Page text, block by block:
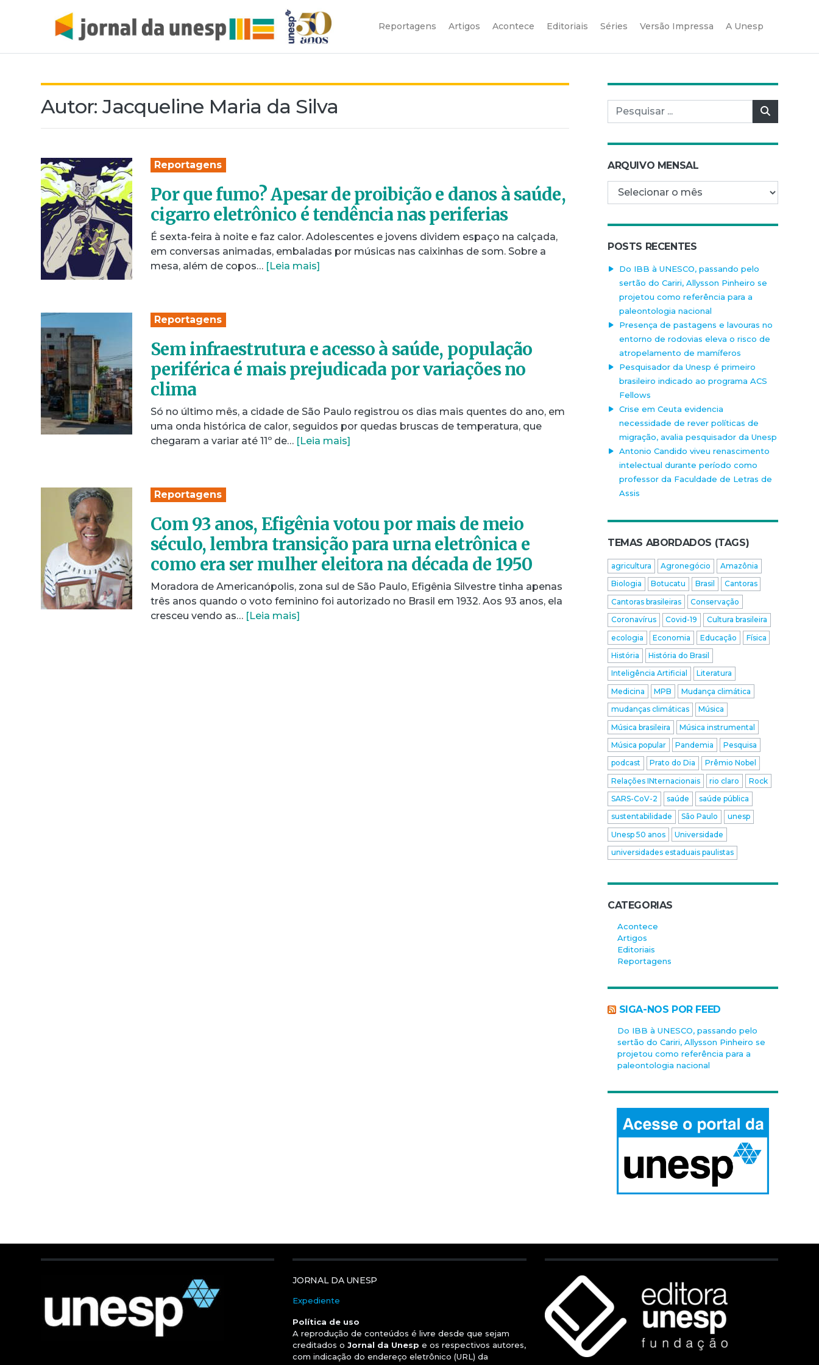
Reportagens Artigos Acontece Editoriais Séries Versão Impressa A Unesp
Autor:Jacqueline Maria da Silva
Reportagens
Por que fumo? Apesar de proibição e danos à saúde,
cigarro eletrônico é tendência nas periferias
É sexta-feira à noite e faz calor. Adolescentes e jovens dividem espaço na calçada,
em conversas animadas, embaladas por músicas nas caixinhas de som. Sobre a
mesa, além de copos… [Leia mais]
Reportagens
Sem infraestrutura e acesso à saúde, população
periférica é mais prejudicada por variações no
clima
Só no último mês, a cidade de São Paulo registrou os dias mais quentes do ano, em
uma onda histórica de calor, seguidos por quedas bruscas de temperatura, que
chegaram a variar até 11º de… [Leia mais]
Reportagens
Com 93 anos, Efigênia votou por mais de meio
século, lembra transição para urna eletrônica e
como era ser mulher eleitora na década de 1950
Moradora de Americanópolis, zona sul de São Paulo, Efigênia Silvestre tinha apenas
três anos quando o voto feminino foi autorizado no Brasil em 1932. Aos 93 anos, ela
cresceu vendo as… [Leia mais]
Pesquisar por:
ARQUIVO MENSAL
Arquivo mensal
POSTS RECENTES
Do IBB à UNESCO, passando pelo
sertão do Cariri, Allysson Pinheiro se
projetou como referência para a
paleontologia nacional
Presença de pastagens e lavouras no
entorno de rodovias eleva o risco de
atropelamento de mamíferos
Pesquisador da Unesp é primeiro
brasileiro indicado ao programa ACS
Fellows
Crise em Ceuta evidencia
necessidade de rever políticas de
migração, avalia pesquisador da Unesp
Antonio Candido viveu renascimento
intelectual durante período como
professor da Faculdade de Letras de
Assis
TEMAS ABORDADOS (TAGS)
agricultura Agronegócio
Amazônia
Biologia
Botucatu Brasil
Cantoras
Cantoras brasileiras
Conservação
Coronavírus
Covid-19
Cultura brasileira
ecologia
Economia Educação
Física
História
História do Brasil
Inteligência Artificial
Literatura
Medicina
MPB
Mudança climática
mudanças climáticas
Música
Música brasileira
Música instrumental
Música popular
Pandemia
Pesquisa
podcast
Prato do Dia
Prêmio Nobel
Relações INternacionais
rio claro
Rock
SARS-CoV-2
saúde
saúde pública
sustentabilidade
São Paulo
unesp
Unesp 50 anos
Universidade
universidades estaduais paulistas
CATEGORIAS
Acontece
Artigos
Editoriais
Reportagens
SIGA-NOS POR FEED
Do IBB à UNESCO, passando pelo
sertão do Cariri, Allysson Pinheiro se
projetou como referência para a
paleontologia nacional
JORNAL DA UNESP
Expediente
Política de uso
A reprodução de conteúdos é livre desde que sejam
creditados oJornal da Unesp e os respectivos autores,
com indicação do endereço eletrônico (URL) da